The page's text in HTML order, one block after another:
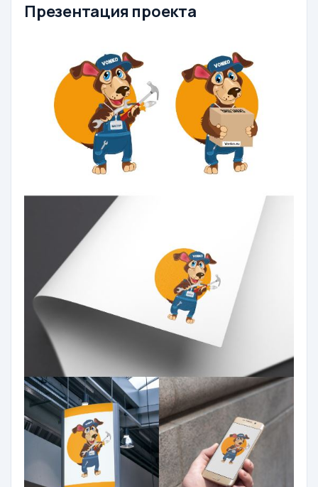
Презентация проекта